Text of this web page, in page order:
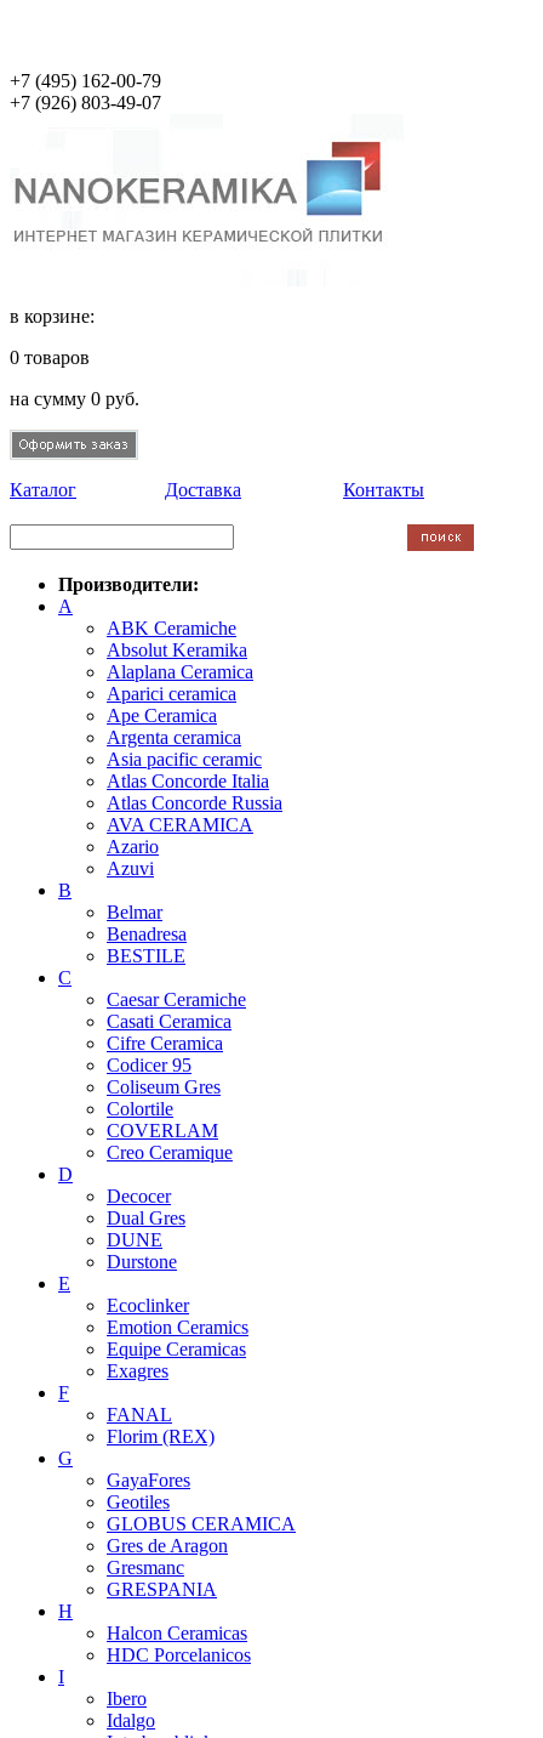
+7 (495) 162-00-79
+7 (926) 803-49-07
в корзине:
0 товаров
на сумму 0 руб.
Каталог Доставка Контакты
Производители:
A
ABK Ceramiche
Absolut Keramika
Alaplana Ceramica
Aparici ceramica
Ape Ceramica
Argenta ceramica
Asia pacific ceramic
Atlas Concorde Italia
Atlas Concorde Russia
AVA CERAMICA
Azario
Azuvi
B
Belmar
Benadresa
BESTILE
C
Caesar Ceramiche
Casati Ceramica
Cifre Ceramica
Codicer 95
Coliseum Gres
Colortile
COVERLAM
Creo Ceramique
D
Decocer
Dual Gres
DUNE
Durstone
E
Ecoclinker
Emotion Ceramics
Equipe Ceramicas
Exagres
F
FANAL
Florim (REX)
G
GayaFores
Geotiles
GLOBUS CERAMICA
Gres de Aragon
Gresmanc
GRESPANIA
H
Halcon Ceramicas
HDC Porcelanicos
I
Ibero
Idalgo